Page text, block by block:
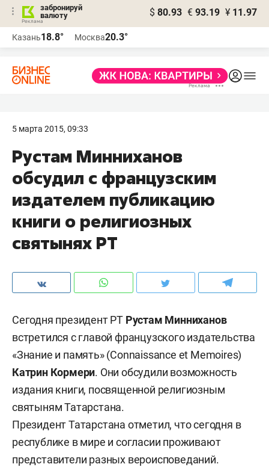
забронируй
валюту
$ 80.93 € 93.19 ¥ 11.97
Казань18.8° Москва20.3°
5 марта 2015, 09:33
Рустам Минниханов
обсудил с французским
издателем публикацию
книги о религиозных
святынях РТ
Сегодня президент РТ Рустам Минниханов
встретился с главой французского издательства
«Знание и память» (Connaissance et Memoires)
Катрин Кормери. Они обсудили возможность
издания книги, посвященной религиозным
святыням Татарстана.
Президент Татарстана отметил, что сегодня в
республике в мире и согласии проживают
представители разных вероисповеданий.